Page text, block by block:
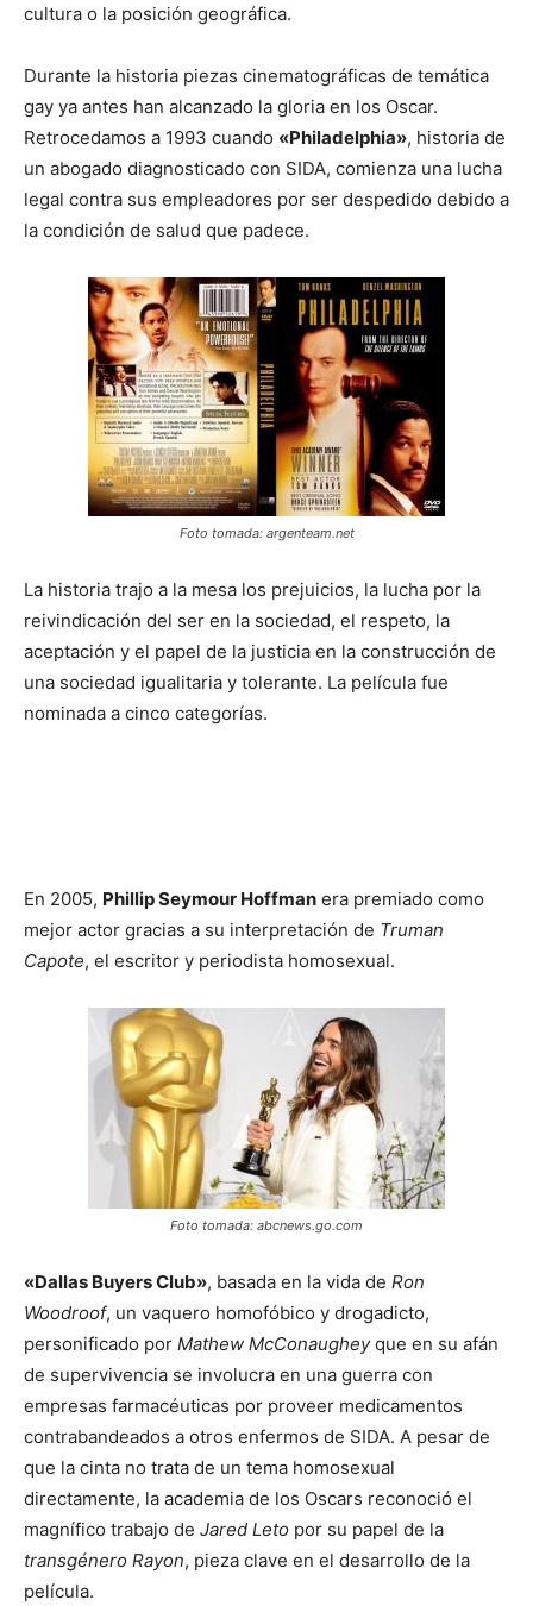
cultura o la posición geográfica.
Durante la historia piezas cinematográficas de temática
gay ya antes han alcanzado la gloria en los Oscar.
Retrocedamos a 1993 cuando «Philadelphia», historia de
un abogado diagnosticado con SIDA, comienza una lucha
legal contra sus empleadores por ser despedido debido a
la condición de salud que padece.
Foto tomada: argenteam.net
La historia trajo a la mesa los prejuicios, la lucha por la
reivindicación del ser en la sociedad, el respeto, la
aceptación y el papel de la justicia en la construcción de
una sociedad igualitaria y tolerante. La película fue
nominada a cinco categorías.
En 2005, Phillip Seymour Hoffman era premiado como
mejor actor gracias a su interpretación de Truman
Capote, el escritor y periodista homosexual.
Foto tomada: abcnews.go.com
«Dallas Buyers Club», basada en la vida de Ron
Woodroof, un vaquero homofóbico y drogadicto,
personificado por Mathew McConaugheyque en su afán
de supervivencia se involucra en una guerra con
empresas farmacéuticas por proveer medicamentos
contrabandeados a otros enfermos de SIDA. A pesar de
que la cinta no trata de un tema homosexual
directamente, la academia de los Oscars reconoció el
magnífico trabajo de Jared Leto por su papel de la
transgénero Rayon, pieza clave en el desarrollo de la
película.